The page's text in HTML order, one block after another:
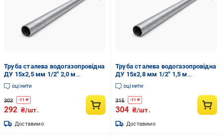
Труба сталева водогазопровідна
ДУ 15х2,5 мм 1/2" 2,0 м
(741965878)
оцінити
303 -11 ₴
292 ₴/шт.
Доставимо
Труба сталева водогазопровідна
ДУ 15х2,8 мм 1/2" 1,5 м
(741965867)
оцінити
315 -11 ₴
304 ₴/шт.
Доставимо